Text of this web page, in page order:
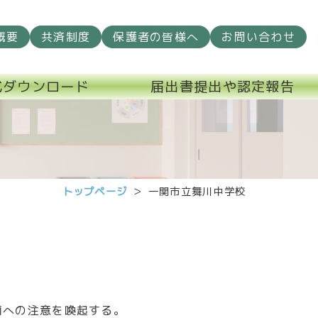
要 共済制度 保護者の皆様へ お問い合わせ
ウンロード 届出書提出や認定報告
トップページ 一関市立舞川中学校
の注意を喚起する。